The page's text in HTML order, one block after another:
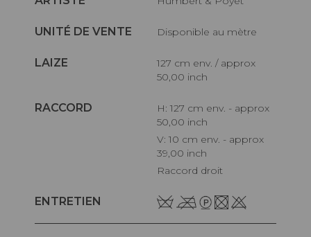
UNITÉ DE VENTE Disponible au mètre
LAIZE
127 cm env. / approx
50,00 inch
RACCORD
H: 127 cm env. - approx
50,00 inch
V: 10 cm env. - approx
39,00 inch
Raccord droit
ENTRETIEN